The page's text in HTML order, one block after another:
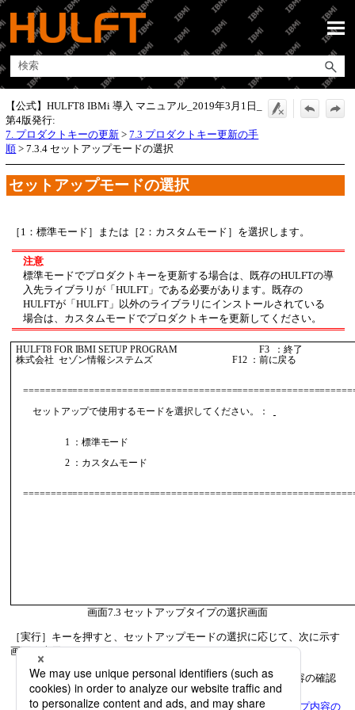
メイン コンテンツにスキップ
【公式】HULFT8 IBMi 導入 マニュアル_2019年3月1日_
第4版発行:
7. プロダクトキーの更新 >7.3 プロダクトキー更新の手
順 >7.3.4 セットアップモードの選択
セットアップモードの選択
1：標準モード または 2：カスタムモード を選択します。
注意
標準モードでプロダクトキーを更新する場合は、既存のHULFTの導
入先ライブラリが「HULFT」である必要があります。既存の
HULFTが「HULFT」以外のライブラリにインストールされている
場合は、カスタムモードでプロダクトキーを更新してください。
HULFT8 FOR IBMI SETUP PROGRAM                                   F3  ：終了
株式会社  セゾン情報システムズ                                  F12 ：前に戻る
        セットアップで使用するモードを選択してください。：
                      1 ：標準モード
                      2 ：カスタムモード
画面7.3 セットアップタイプの選択画面
［実行］キーを押すと、セットアップモードの選択に応じて、次に示す
画面が表示されます。
1：標準モード
を選択した場合は、セットアップ内容の確認
画面が表示されます。
セットアップ内容の確認画面については、「セットアップ内容の